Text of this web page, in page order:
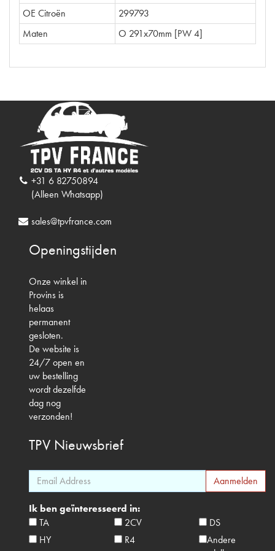
OE Citroën
299793
Maten
O 291x70mm [PW 4]
+31 6 82750894
(Alleen Whatsapp)
sales@tpvfrance.com
Openingstijden
Onze winkel in
Provins is
helaas
permanent
gesloten.
De website is
24/7 open en
uw bestelling
wordt dezelfde
dag nog
verzonden!
TPV Nieuwsbrief
Ik ben geïnteresseerd in:
TA
2CV
DS
HY
R4
Andere